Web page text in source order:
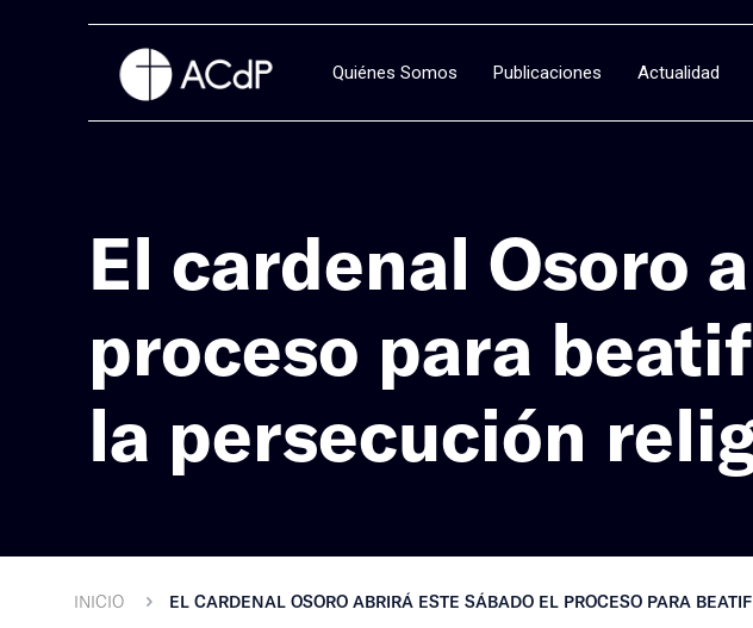
Quiénes Somos Publicaciones Actualidad
El cardenal Osoro
proceso para
la persecución
INICIO EL CARDENAL OSORO ABRIRÁ ESTE SÁBADO EL PROCESO PARA